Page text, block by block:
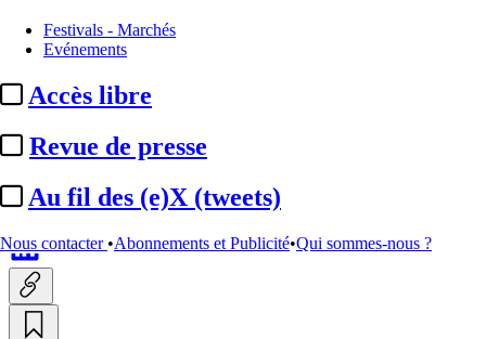
Festivals - Marchés
Evénements
Accès libre
Revue de presse
Au fil des (e)X (tweets)
Nous contacter •Abonnements et Publicité•Qui sommes-nous ?
Cannes 2026 / Nour Films :
acquisition des droits français
de « I’ll ...
ParJulie Souvestre